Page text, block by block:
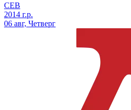
СЕВ
2014 г.р.
06 авг, Четверг